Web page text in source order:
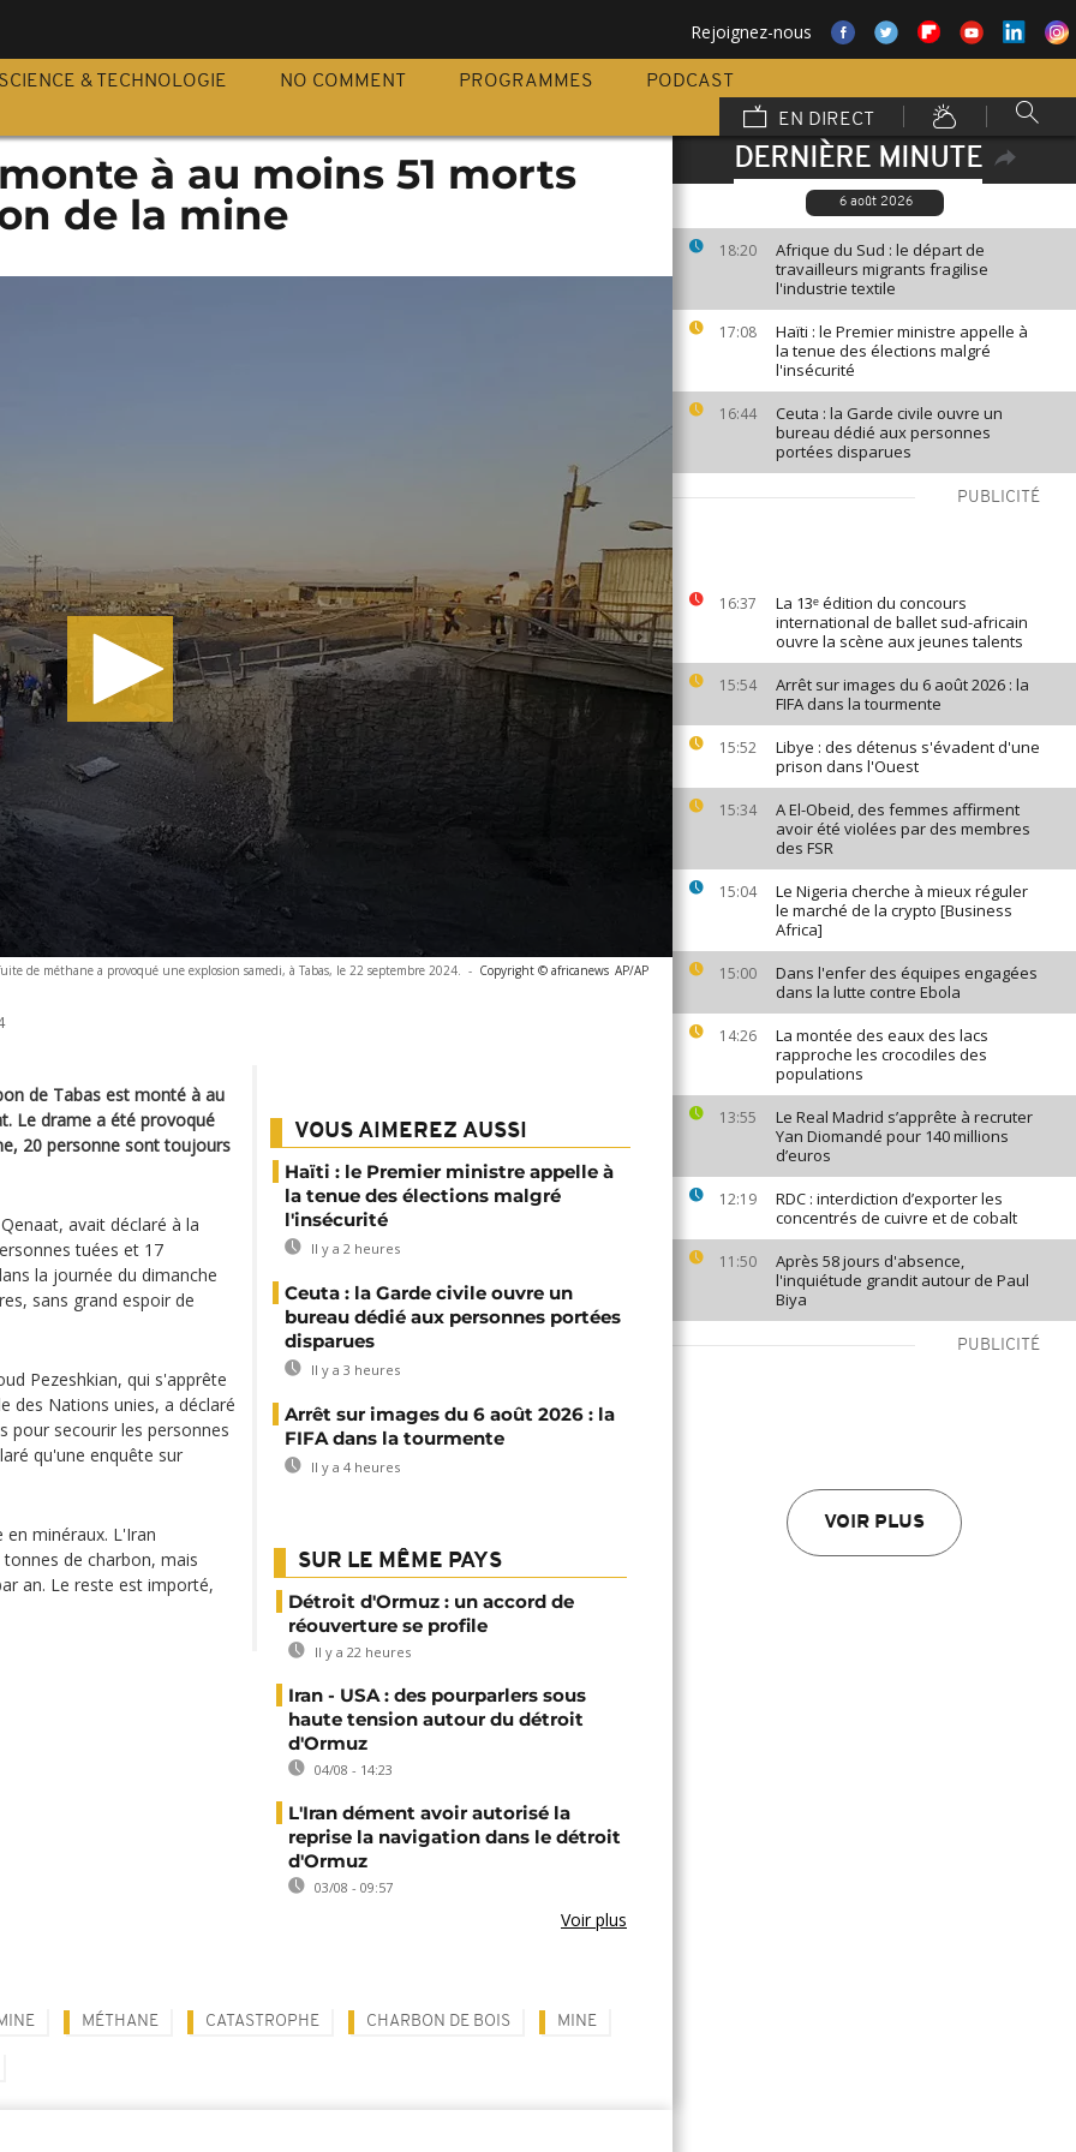
Rejoignez-nous
SCIENCE & TECHNOLOGIE NO COMMENT PROGRAMMES
PODCAST
EN DIRECT
DERNIÈRE MINUTE
6 août 2026
18:20
Afrique du Sud : le départ de
travailleurs migrants fragilise
l'industrie textile
17:08
Haïti : le Premier ministre appelle à
la tenue des élections malgré
l'insécurité
16:44
Ceuta : la Garde civile ouvre un
bureau dédié aux personnes
portées disparues
PUBLICITÉ
16:37
La 13ᵉ édition du concours
international de ballet sud-africain
ouvre la scène aux jeunes talents
15:54
Arrêt sur images du 6 août 2026 : la
FIFA dans la tourmente
15:52
Libye : des détenus s'évadent d'une
prison dans l'Ouest
15:34
A El-Obeid, des femmes affirment
avoir été violées par des membres
des FSR
15:04
Le Nigeria cherche à mieux réguler
le marché de la crypto [Business
Africa]
15:00
Dans l'enfer des équipes engagées
dans la lutte contre Ebola
14:26
La montée des eaux des lacs
rapproche les crocodiles des
populations
13:55
Le Real Madrid s’apprête à recruter
Yan Diomandé pour 140 millions
d’euros
12:19
RDC : interdiction d’exporter les
concentrés de cuivre et de cobalt
11:50
Après 58 jours d'absence,
l'inquiétude grandit autour de Paul
Biya
PUBLICITÉ
VOIR PLUS
à au moins 51 morts
de la mine
de méthane a provoqué une explosion samedi, à Tabas, le 22 septembre 2024. - Copyright © africanews AP/AP
de Tabas est monté à au
Le drame a été provoqué
20 personne sont toujours
avait déclaré à la
tuées et 17
la journée du dimanche
sans grand espoir de
Pezeshkian, qui s'apprête
des Nations unies, a déclaré
pour secourir les personnes
qu'une enquête sur
minéraux. L'Iran
de charbon, mais
an. Le reste est importé,
VOUS AIMEREZ AUSSI
Haïti : le Premier ministre appelle à
la tenue des élections malgré
l'insécurité
Il y a 2 heures
Ceuta : la Garde civile ouvre un
bureau dédié aux personnes portées
disparues
Il y a 3 heures
Arrêt sur images du 6 août 2026 : la
FIFA dans la tourmente
Il y a 4 heures
SUR LE MÊME PAYS
Détroit d'Ormuz : un accord de
réouverture se profile
Il y a 22 heures
Iran - USA : des pourparlers sous
haute tension autour du détroit
d'Ormuz
04/08 - 14:23
L'Iran dément avoir autorisé la
reprise la navigation dans le détroit
d'Ormuz
03/08 - 09:57
Voir plus
MÉTHANE CATASTROPHE CHARBON DE BOIS MINE